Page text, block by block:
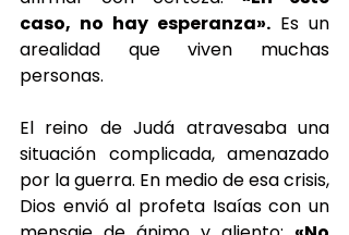
caso, no hay esperanza». Es un
arealidad que viven muchas
personas.
El reino de Judá atravesaba una
situación complicada, amenazado
por la guerra. En medio de esa crisis,
Dios envió al profeta Isaías con un